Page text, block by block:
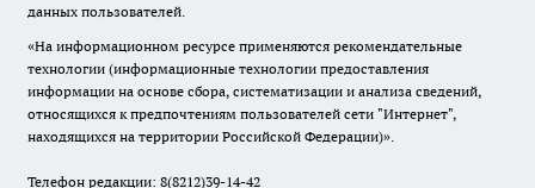
данных пользователей.
«На информационном ресурсе применяются рекомендательные
технологии (информационные технологии предоставления
информации на основе сбора, систематизации и анализа сведений,
относящихся к предпочтениям пользователей сети "Интернет",
находящихся на территории Российской Федерации)».
Телефон редакции: 8(8212)39-14-42